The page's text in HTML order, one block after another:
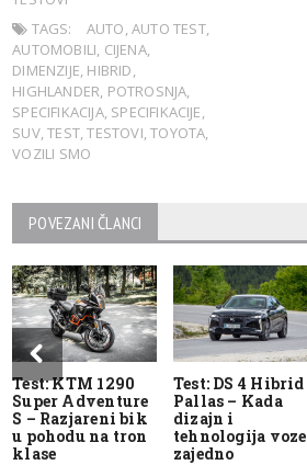
TAGS:
AUTO,AUTO TEST,
AUTOMOBILI, CIJENA,
DIMENZIJE, HIBRID,
HIGHLANDER, POTROSNJA,
SPECIFIKACIJA, SPECIFIKACIJE,
SUV,TEST,TESTOVI,TOYOTA,
VOZILI SMO
POVEZANI ČLANCI
Test: KTM 1290
Super Adventure
S – Razjareni bik
u pohodu na tron
klase
Test: DS 4 Hibrid
Pallas – Kada
dizajn i
tehnologija voze
zajedno